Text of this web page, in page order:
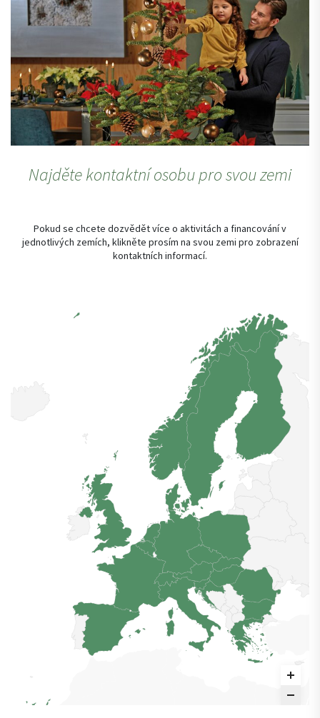
Najděte kontaktní osobu pro svou zemi
Pokud se chcete dozvědět více o aktivitách a financování v
jednotlivých zemích, klikněte prosím na svou zemi pro zobrazení
kontaktních informací.